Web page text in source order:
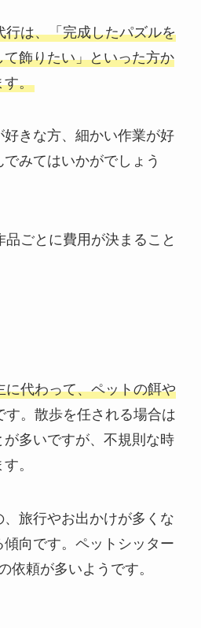
行は、「完成したパズルを
飾りたい」といった方か
す。
きな方、細かい作業が好
みてはいかがでしょう
ごとに費用が決まること
に代わって、ペットの餌や
す。散歩を任される場合は
多いですが、不規則な時
。
旅行やお出かけが多くな
向です。ペットシッター
依頼が多いようです。